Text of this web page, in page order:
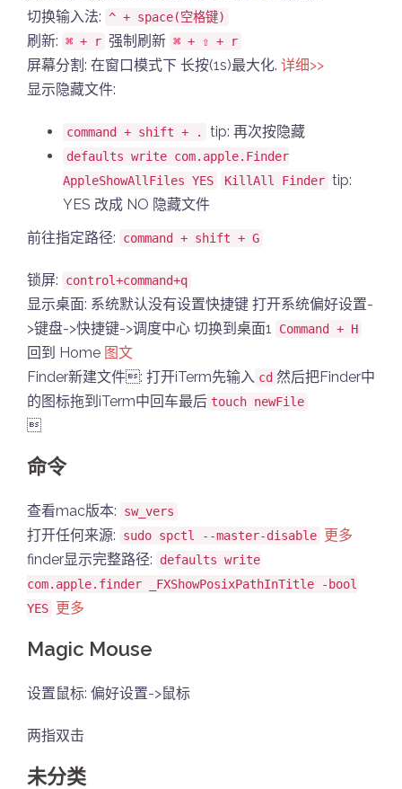
切换输入法: ^ + space(空格键)
刷新: ⌘ + r 强制刷新 ⌘ + ⇧ + r
屏幕分割: 在窗口模式下 长按(1s)最大化. 详细>>
显示隐藏文件:
command + shift + . tip: 再次按隐藏
defaults write com.apple.Finder
AppleShowAllFiles YES
KillAll Finder tip:
YES 改成 NO 隐藏文件
前往指定路径:
command + shift + G
锁屏: control+command+q
显示桌面: 系统默认没有设置快捷键 打开系统偏好设置-
>键盘->快捷键->调度中心 切换到桌面1
Command + H
回到 Home 图文
Finder新建文件: 打开iTerm先输入 cd 然后把Finder中
的图标拖到iTerm中回车最后 touch newFile

命令
查看mac版本: sw_vers
打开任何来源: sudo spctl --master-disable 更多
finder显示完整路径:
defaults write
com.apple.finder _FXShowPosixPathInTitle -bool
YES 更多
Magic Mouse
设置鼠标: 偏好设置->鼠标
两指双击
未分类